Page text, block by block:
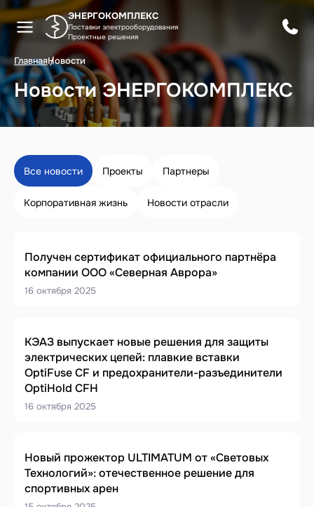
ЭНЕРГОКОМПЛЕКС
Поставки электрооборудования
Проектные решения
ГлавнаяНовости
Новости ЭНЕРГОКОМПЛЕКС
Все новости Проекты Партнеры
Корпоративная жизнь Новости отрасли
Получен сертификат официального партнёра
компании ООО «Северная Аврора»
16 октября 2025
КЭАЗ выпускает новые решения для защиты
электрических цепей: плавкие вставки
OptiFuse CF и предохранители-разъединители
OptiHold CFH
16 октября 2025
Новый прожектор ULTIMATUM от «Световых
Технологий»: отечественное решение для
спортивных арен